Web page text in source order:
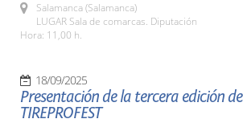
Salamanca (Salamanca)
LUGAR Sala de comarcas. Diputación
Hora: 11,00 h.
18/09/2025
Presentación de la tercera edición de
TIREPROFEST